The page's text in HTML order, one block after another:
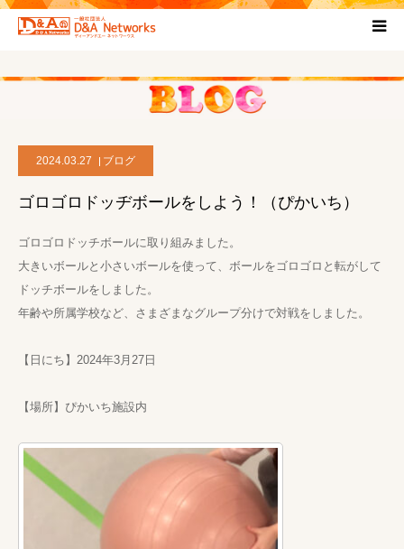
2024.03.27 ブログ
ゴロゴロドッヂボールをしよう！（ぴかいち）
ゴロゴロドッチボールに取り組みました。
大きいボールと小さいボールを使って、ボールをゴロゴロと転がして
ドッチボールをしました。
年齢や所属学校など、さまざまなグループ分けで対戦をしました。
【日にち】2024年3月27日
【場所】ぴかいち施設内
HOME
プロジェクト概要
お問い合わせ